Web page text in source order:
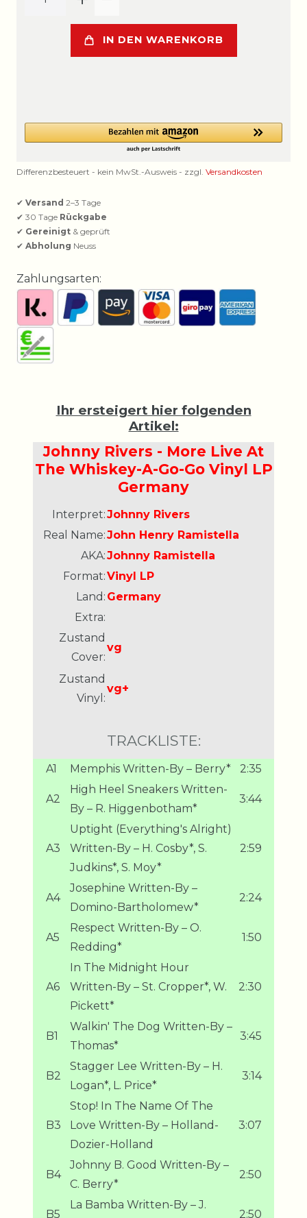
IN DEN WARENKORB
Differenzbesteuert - kein MwSt.-Ausweis - zzgl. Versandkosten
✔ Versand 2–3 Tage
✔ 30 Tage Rückgabe
✔ Gereinigt & geprüft
✔ Abholung Neuss
Zahlungsarten:
Ihr ersteigert hier folgenden
Artikel:
Johnny Rivers - More Live At
The Whiskey-A-Go-Go Vinyl LP
Germany
Interpret:Johnny Rivers
Real Name:John Henry Ramistella
AKA:Johnny Ramistella
Format:Vinyl LP
Land: Germany
Extra:
Zustand
Cover:
vg
Zustand
Vinyl:
vg+
TRACKLISTE:
A1 Memphis Written-By – Berry* 2:35
A2
High Heel Sneakers Written-
By – R. Higgenbotham*
3:44
A3
Uptight (Everything's Alright)
Written-By – H. Cosby*, S.
Judkins*, S. Moy*
2:59
A4
Josephine Written-By –
Domino-Bartholomew*
2:24
A5
Respect Written-By – O.
Redding*
1:50
A6
In The Midnight Hour
Written-By – St. Cropper*, W.
Pickett*
2:30
B1
Walkin' The Dog Written-By –
Thomas*
3:45
B2
Stagger Lee Written-By – H.
Logan*, L. Price*
3:14
B3
Stop! In The Name Of The
Love Written-By – Holland-
Dozier-Holland
3:07
B4
Johnny B. Good Written-By –
C. Berry*
2:50
B5
La Bamba Written-By – J.
2:50